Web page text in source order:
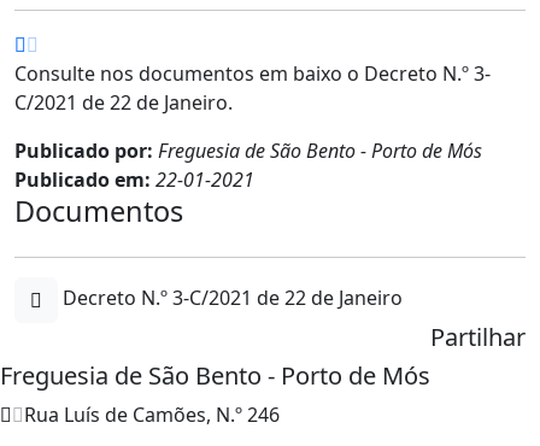
Consulte nos documentos em baixo o Decreto N.º 3-
C/2021 de 22 de Janeiro.
Publicado por: Freguesia de São Bento - Porto de Mós
Publicado em: 22-01-2021
Documentos
Decreto N.º 3-C/2021 de 22 de Janeiro
Partilhar
Freguesia de São Bento - Porto de Mós
Rua Luís de Camões, N.º 246